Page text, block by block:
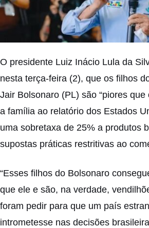
O presidente Luiz Inácio Lula da
nesta terça-feira (2), que os filhos
Jair Bolsonaro (PL) são “piores que
a família ao relatório dos Estados
uma sobretaxa de 25% a produtos
supostas práticas restritivas ao
“Esses filhos do Bolsonaro
que ele e são, na verdade,
foram pedir para que um país
intrometesse nas decisões